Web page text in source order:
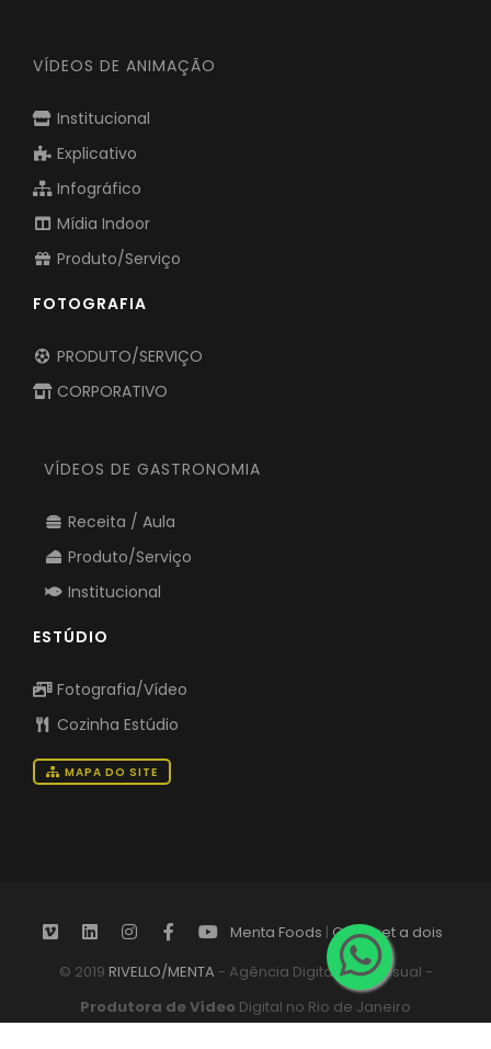
VÍDEOS DE ANIMAÇÃO
Institucional
Explicativo
Infográfico
Mídia Indoor
Produto/Serviço
FOTOGRAFIA
PRODUTO/SERVIÇO
CORPORATIVO
VÍDEOS DE GASTRONOMIA
Receita / Aula
Produto/Serviço
Institucional
ESTÚDIO
Fotografia/Vídeo
Cozinha Estúdio
MAPA DO SITE
Menta Foods | Gourmet a dois
© 2019 RIVELLO/MENTA - Agência Digital Audiovisual -
Produtora de Vídeo Digital no Rio de Janeiro